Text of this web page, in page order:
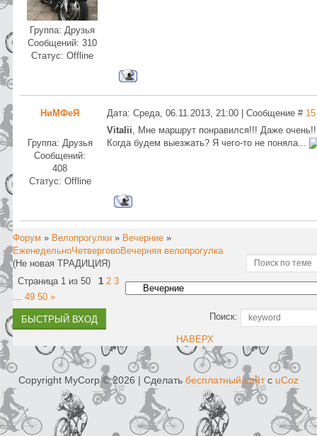
Группа: Друзья
Сообщений: 310
Статус: Offline
НиМФеЯ Дата: Среда, 06.11.2013, 21:00 | Сообщение # 15
Группа: Друзья
Сообщений:
408
Статус: Offline
Vitalii, Мне маршрут понравился!!! Даже
Когда будем выезжать? Я чего-то не поняла...
Форум » Велопрогулки » Вечерние »
ЕженедельноЧетверговоВечерняя велопрогулка
(Не новая ТРАДИЦИЯ)
Страница 1 из 50 1 2 3
… 49 50 »
Поиск:
НАВЕРХ
Copyright MyCorp © 2026 | Сделать бесплатный сайтс uCoz